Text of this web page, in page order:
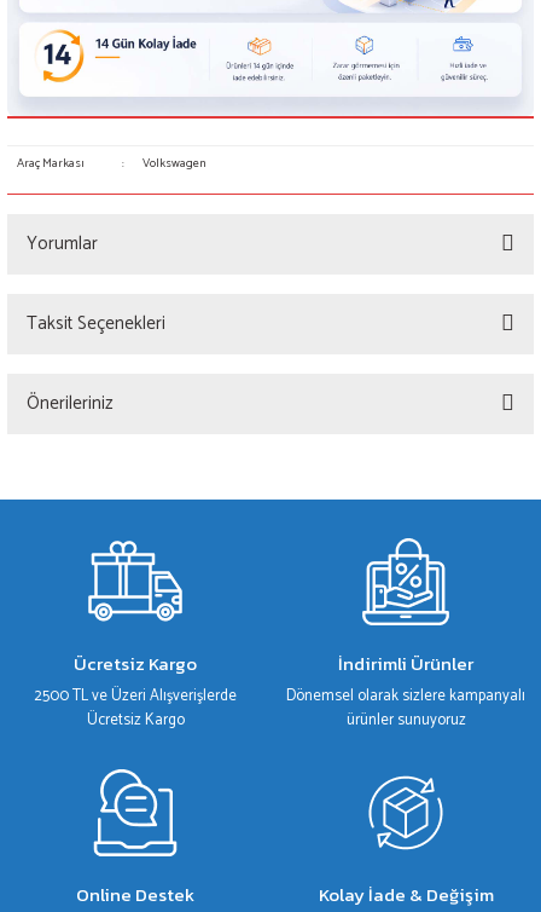
Araç Markası : Volkswagen
Yorumlar
Taksit Seçenekleri
Önerileriniz
gördüğünüz noktaları öneri formunu kullanarak tarafımıza iletebilirsiniz.
Ürün resmi kalitesiz, bozuk veya görüntülenemiyor.
Ürün açıklamasında eksik bilgiler bulunuyor.
Ürün fiyatı diğer sitelerden daha pahalı.
Bu ürüne benzer farklı alternatifler olmalı.
Ücretsiz Kargo
2500 TL ve Üzeri Alışverişlerde
Ücretsiz Kargo
İndirimli Ürünler
Dönemsel olarak sizlere kampanyalı
ürünler sunuyoruz
Online Destek Kolay İade & Değişim